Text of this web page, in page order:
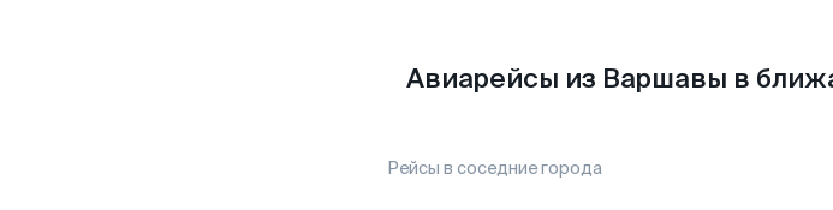
Авиарейсы из Варшавы в
Рейсы в соседние города